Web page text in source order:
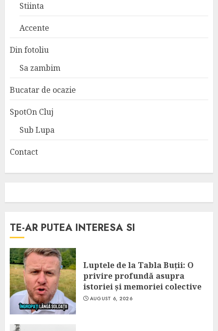
Stiinta
Accente
Din fotoliu
Sa zambim
Bucatar de ocazie
SpotOn Cluj
Sub Lupa
Contact
TE-AR PUTEA INTERESA SI
Luptele de la Tabla Buții: O
privire profundă asupra
istoriei și memoriei colective
AUGUST 6, 2026